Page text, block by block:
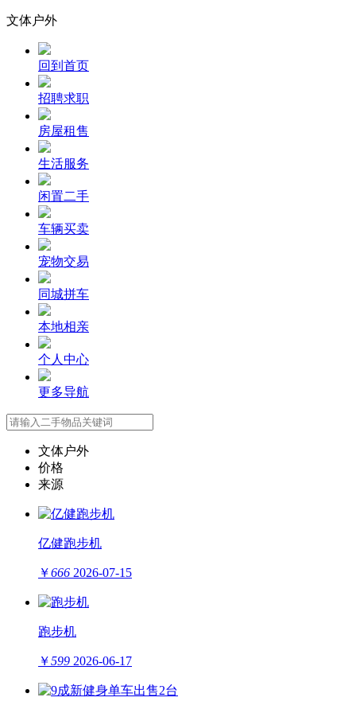
文体户外
回到首页
招聘求职
房屋租售
生活服务
闲置二手
车辆买卖
宠物交易
同城拼车
本地相亲
个人中心
更多导航
文体户外
价格
来源
亿健跑步机
￥666 2026-07-15
跑步机
￥599 2026-06-17